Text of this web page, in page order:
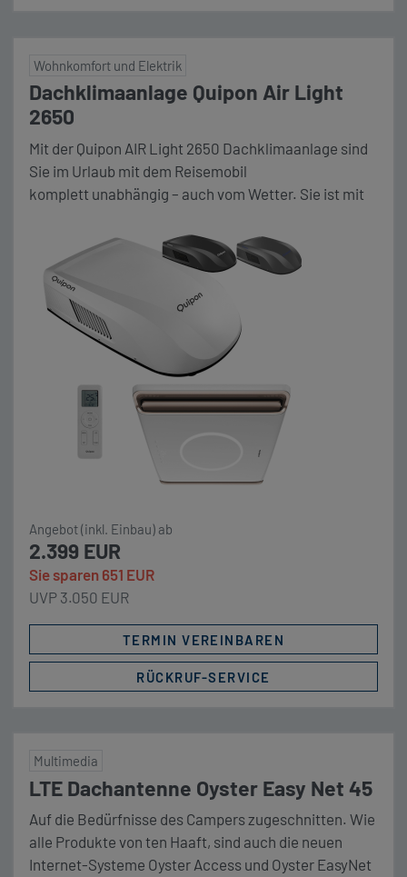
Wohnkomfort und Elektrik
Dachklimaanlage Quipon Air Light
2650
Mit der Quipon AIR Light 2650 Dachklimaanlage sind
Sie im Urlaub mit dem Reisemobil
komplett unabhängig – auch vom Wetter. Sie ist mit
kraftvoll und vertreibt somit je nach Bedarf Hitze
oder Kälte aus ihrem mobilen Zuhause. rotz nur 4,9
cm Aufbauhöhe des innen verbauten Luftverteilers
besitzt die Quipon AIR Light […]
Angebot (inkl. Einbau) ab
2.399 EUR
Sie sparen 651 EUR
UVP 3.050 EUR
TERMIN VEREINBAREN
RÜCKRUF-SERVICE
Multimedia
LTE Dachantenne Oyster Easy Net 45
Auf die Bedürfnisse des Campers zugeschnitten. Wie
alle Produkte von ten Haaft, sind auch die neuen
Internet-Systeme Oyster Access und Oyster EasyNet